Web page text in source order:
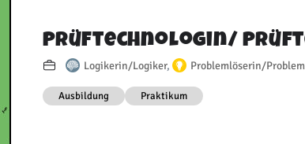
Prüftechnologin/​
Logikerin/Logiker, Problemlöserin/
Ausbildung Praktikum